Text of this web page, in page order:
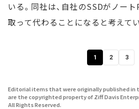
いる。同社は、自社のSSDがノー
取って代わることになると考えてい
1 2 3
Editorial items that were originally published in
are the copyrighted property of Ziff Davis
All Rights Reserved.